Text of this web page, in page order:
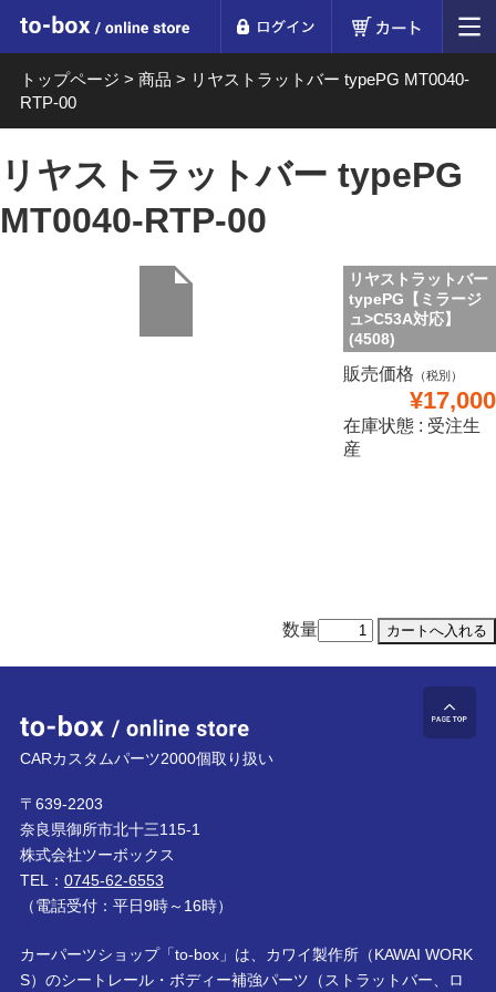
to-box online store
トップページ > 商品 > リヤストラットバー typePG MT0040-
RTP-00
リヤストラットバー typePG
MT0040-RTP-00
リヤストラットバー
typePG【ミラージ
ュ>C53A対応】
(4508)
販売価格 （税別）
¥17,000
在庫状態 : 受注生
産
数量
to-box online store
CARカスタムパーツ2000個取り扱い
〒639-2203
奈良県御所市北十三115-1
株式会社ツーボックス
TEL： 0745-62-6553
（電話受付：平日9時～16時）
カーパーツショップ「to-box」は、カワイ製作所（KAWAI WORK
S）のシートレール・ボディー補強パーツ（ストラットバー、ロ